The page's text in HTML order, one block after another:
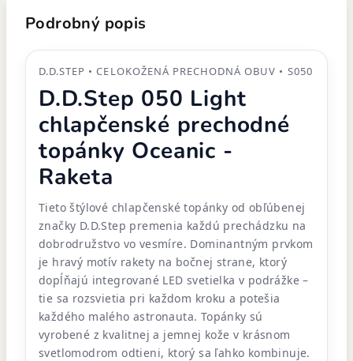
Podrobný popis
D.D.STEP • CELOKOŽENÁ PRECHODNÁ OBUV • S050
D.D.Step 050 Light
chlapčenské prechodné
topánky Oceanic -
Raketa
Tieto štýlové chlapčenské topánky od obľúbenej
značky D.D.Step premenia každú prechádzku na
dobrodružstvo vo vesmíre. Dominantným prvkom
je hravý motív rakety na bočnej strane, ktorý
dopĺňajú integrované LED svetielka v podrážke –
tie sa rozsvietia pri každom kroku a potešia
každého malého astronauta. Topánky sú
vyrobené z kvalitnej a jemnej kože v krásnom
svetlomodrom odtieni, ktorý sa ľahko kombinuje.